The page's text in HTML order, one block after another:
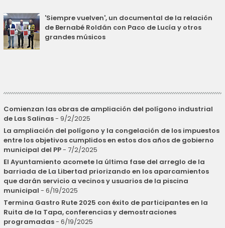
'Siempre vuelven', un documental de la relación
de Bernabé Roldán con Paco de Lucía y otros
grandes músicos
Comienzan las obras de ampliación del polígono industrial
de Las Salinas- 9/2/2025
La ampliación del polígono y la congelación de los impuestos
entre los objetivos cumplidos en estos dos años de gobierno
municipal del PP- 7/2/2025
El Ayuntamiento acomete la última fase del arreglo de la
barriada de La Libertad priorizando en los aparcamientos
que darán servicio a vecinos y usuarios de la piscina
municipal - 6/19/2025
Termina Gastro Rute 2025 con éxito de participantes en la
Ruita de la Tapa, conferencias y demostraciones
programadas- 6/19/2025